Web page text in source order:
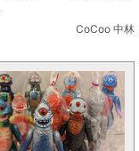
CoCoo 中林